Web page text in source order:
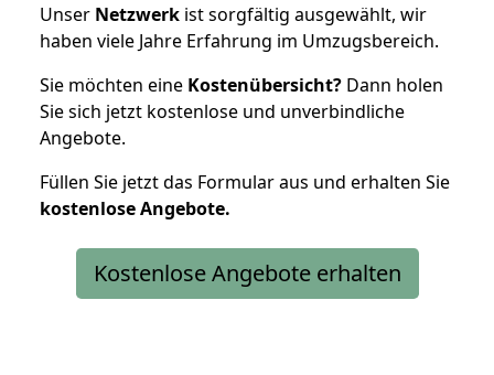
Unser Netzwerk ist sorgfältig ausgewählt, wir
haben viele Jahre Erfahrung im Umzugsbereich.
Sie möchten eine Kostenübersicht? Dann holen
Sie sich jetzt kostenlose und unverbindliche
Angebote.
Füllen Sie jetzt das Formular aus und erhalten Sie
kostenloseAngebote.
Kostenlose Angebote erhalten